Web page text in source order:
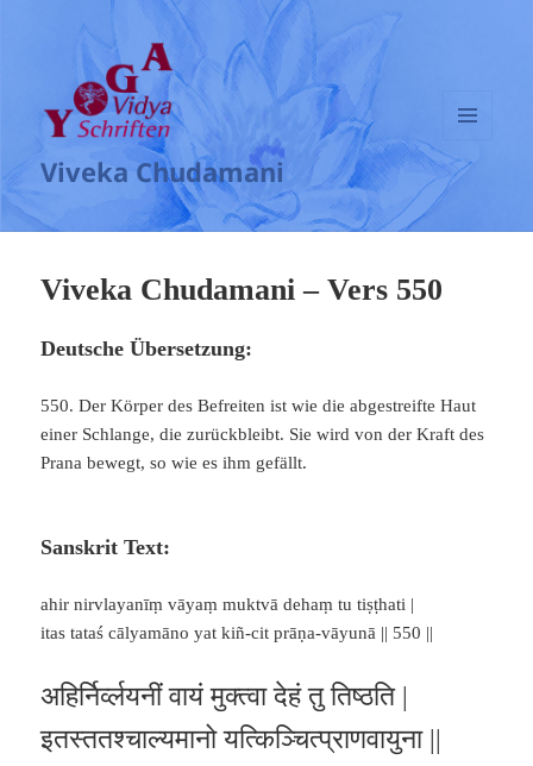
Viveka Chudamani
UND
WIDGETS
Viveka Chudamani – Vers 550
Deutsche Übersetzung:
550. Der Körper des Befreiten ist wie die abgestreifte Haut
einer Schlange, die zurückbleibt. Sie wird von der Kraft des
Prana bewegt, so wie es ihm gefällt.
Sanskrit Text:
ahir nirvlayanīṃ vāyaṃ muktvā dehaṃ tu tiṣṭhati |
itas tataś cālyamāno yat kiñ-cit prāṇa-vāyunā || 550 ||
अहिर्निर्व्लयनीं वायं मुक्त्वा देहं तु तिष्ठति |
इतस्ततश्चाल्यमानो यत्किञ्चित्प्राणवायुना ||